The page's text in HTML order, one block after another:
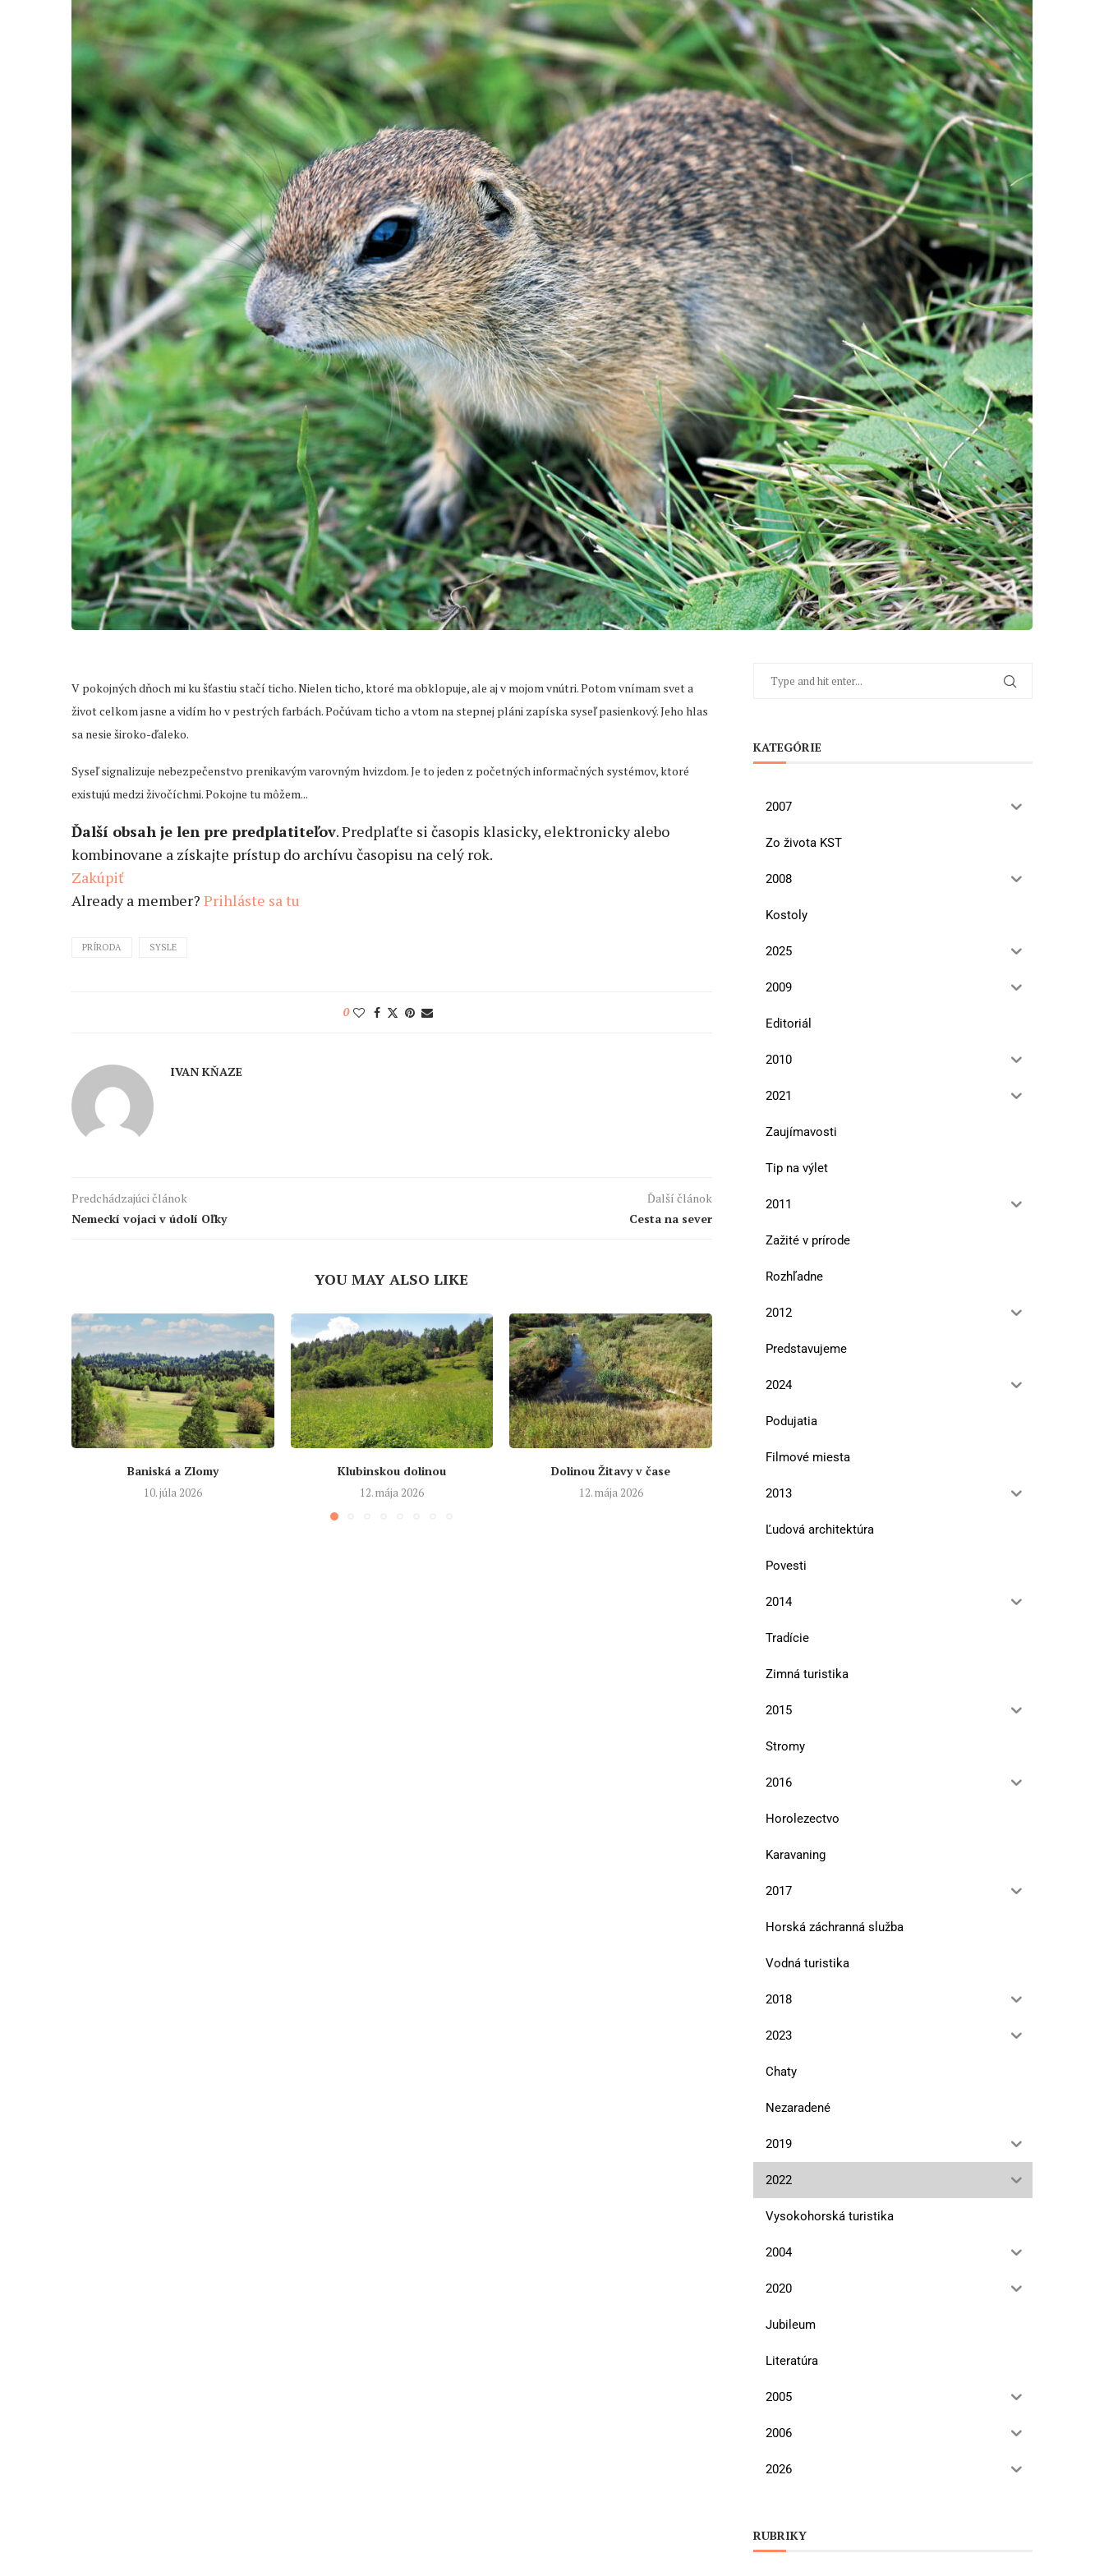
V pokojných dňoch mi ku šťastiu stačí ticho. Nielen ticho, ktoré ma obklopuje, ale aj v mojom vnútri. Potom vnímam svet a
život celkom jasne a vidím ho v pestrých farbách. Počúvam ticho a vtom na stepnej pláni zapíska syseľ pasienkový. Jeho hlas
sa nesie široko-ďaleko.
Syseľ signalizuje nebezpečenstvo prenikavým varovným hvizdom. Je to jeden z početných informačných systémov, ktoré
existujú medzi živočíchmi. Pokojne tu môžem...
Ďalší obsah je len pre predplatiteľov. Predplaťte si časopis klasicky, elektronicky alebo
kombinovane a získajte prístup do archívu časopisu na celý rok.
Zakúpiť
Already a member? Prihláste sa tu
PRÍRODA SYSLE
0
IVAN KŇAZE
Predchádzajúci článok
Nemeckí vojaci v údolí Oľky
Ďalší článok
Cesta na sever
YOU MAY ALSO LIKE
Baniská a Zlomy
10. júla 2026
Klubinskou dolinou
12. mája 2026
Dolinou Žitavy v čase
12. mája 2026 13. januára 2026
KATEGÓRIE
2007
Zo života KST
2008
Kostoly
2025
2009
Editoriál
2010
2021
Zaujímavosti
Tip na výlet
2011
Zažité v prírode
Rozhľadne
2012
Predstavujeme
2024
Podujatia
Filmové miesta
2013
Ľudová architektúra
Povesti
2014
Tradície
Zimná turistika
2015
Stromy
2016
Horolezectvo
Karavaning
2017
Horská záchranná služba
Vodná turistika
2018
2023
Chaty
Nezaradené
2019
2022
Vysokohorská turistika
2004
2020
Jubileum
Literatúra
2005
2006
2026
RUBRIKY